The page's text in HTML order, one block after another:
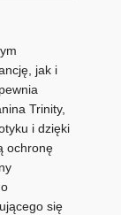
jak i
Trinity,
i dzięki
ochronę
się